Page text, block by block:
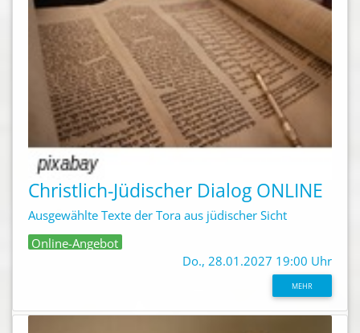
Christlich-Jüdischer Dialog ONLINE
Ausgewählte Texte der Tora aus jüdischer Sicht
Online-Angebot
Do., 28.01.2027 19:00 Uhr
MEHR